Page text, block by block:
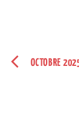
OCTOBRE